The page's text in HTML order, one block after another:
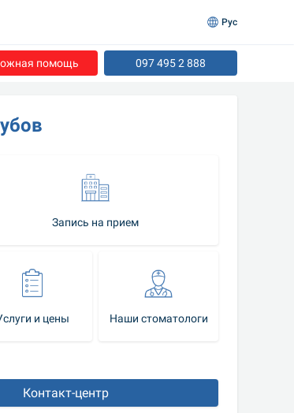
помощь 097 495 2 888
Запись на прием
и цены Наши стоматологи
Контакт-центр
Рус